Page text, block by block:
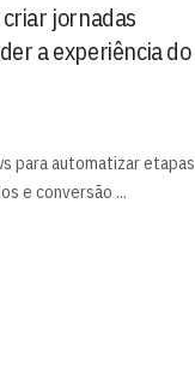
jornadas
a experiência do
para automatizar etapas
e conversão ...